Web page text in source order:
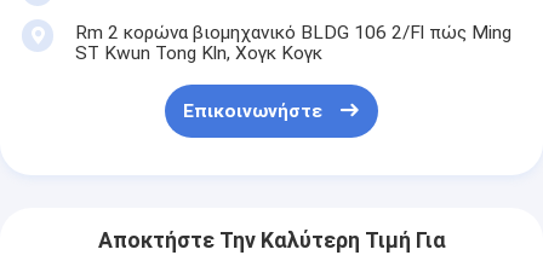
Rm 2 κορώνα βιομηχανικό BLDG 106 2/Fl πώς Ming
ST Kwun Tong Kln, Χογκ Κογκ
Επικοινωνήστε
Αποκτήστε Την Καλύτερη Τιμή Για